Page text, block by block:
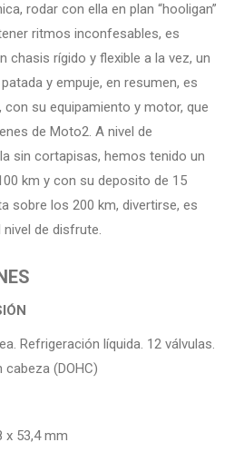
rodar con ella en plan “hooligan”
ritmos inconfesables, es
chasis rígido y flexible a la vez, un
y empuje, en resumen, es
su equipamiento y motor, que
de Moto2. A nivel de
sin cortapisas, hemos tenido un
km y con su deposito de 15
sobre los 200 km, divertirse, es
de disfrute.
Refrigeración líquida. 12 válvulas.
cabeza (DOHC)
x 53,4 mm